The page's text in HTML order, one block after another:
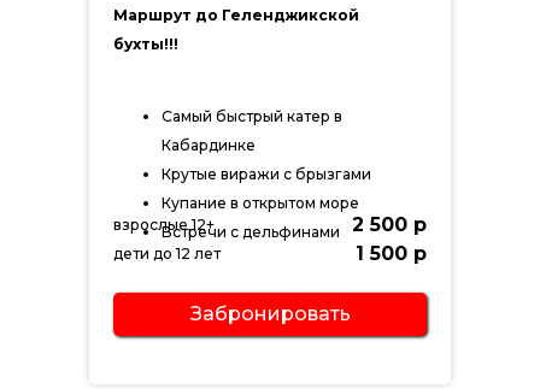
Маршрут до Геленджикской
бухты!!!
Самый быстрый катер в
Кабардинке
Крутые виражи с брызгами
Купание в открытом море
Встречи с дельфинами
Забронировать
взрослые 12+
дети до 12 лет
2 500 р
1 500 р